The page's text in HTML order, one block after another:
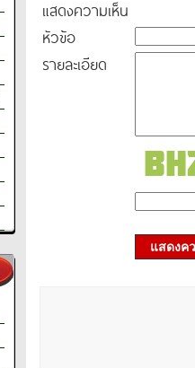
แสดงความเห็น
หัวข้อ
รายละเอียด
แสดงค